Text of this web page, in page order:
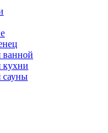
ванной
кухни
сауны